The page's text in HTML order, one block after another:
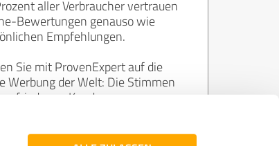
aller Verbraucher vertrauen
Bewertungen genauso wie
Empfehlungen.
Sie mit ProvenExpert auf die
Werbung der Welt: Die Stimmen
Kunden.